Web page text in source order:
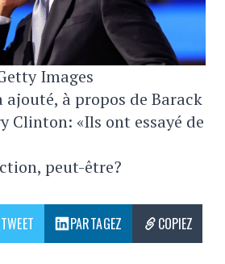
Images
à propos de Barack
Clinton: «Ils ont essayé de
peut-être?
TWEET PARTAGEZ COPIEZ